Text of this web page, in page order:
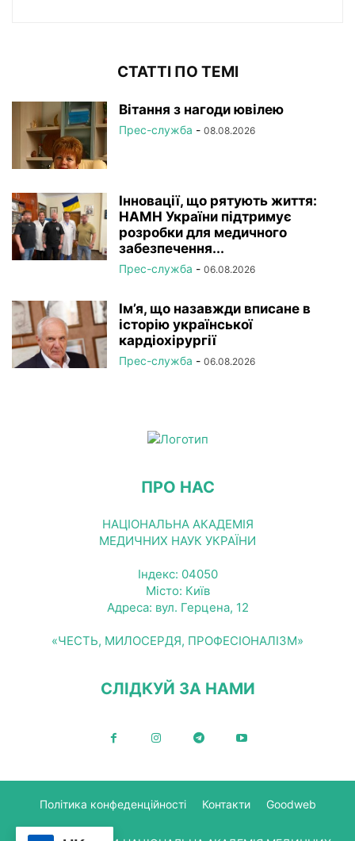
СТАТТІ ПО ТЕМІ
Вітання з нагоди ювілею
Прес-служба - 08.08.2026
Інновації, що рятують життя:
НАМН України підтримує
розробки для медичного
забезпечення...
Прес-служба - 06.08.2026
Ім’я, що назавжди вписане в
історію української
кардіохірургії
Прес-служба - 06.08.2026
ПРО НАС
НАЦІОНАЛЬНА АКАДЕМІЯ
МЕДИЧНИХ НАУК УКРАЇНИ
Індекс: 04050
Місто: Київ
Адреса: вул. Герцена, 12
«ЧЕСТЬ, МИЛОСЕРДЯ, ПРОФЕСІОНАЛІЗМ»
СЛІДКУЙ ЗА НАМИ
Політика конфеденційності Контакти Goodweb